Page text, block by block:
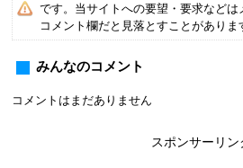
です。当サイトへの要望・要求などは
コメント欄だと見落とすことがありま
みんなのコメント
コメントはまだありません
スポンサーリン